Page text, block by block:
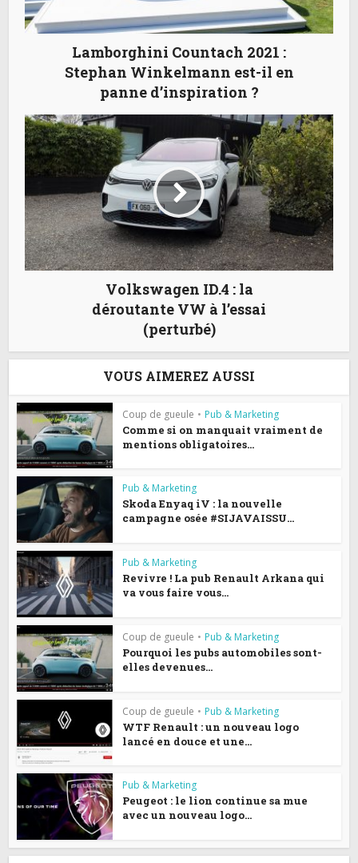
Lamborghini Countach 2021 :
Stephan Winkelmann est-il en
panne d’inspiration ?
Volkswagen ID.4 : la
déroutante VW à l’essai
(perturbé)
VOUS AIMEREZ AUSSI
Coup de gueule • Pub & Marketing
Comme si on manquait vraiment de
mentions obligatoires...
Pub & Marketing
Skoda Enyaq iV : la nouvelle
campagne osée #SIJAVAISSU...
Pub & Marketing
Revivre ! La pub Renault Arkana qui
va vous faire vous...
Coup de gueule • Pub & Marketing
Pourquoi les pubs automobiles sont-
elles devenues...
Coup de gueule • Pub & Marketing
WTF Renault : un nouveau logo
lancé en douce et une...
Pub & Marketing
Peugeot : le lion continue sa mue
avec un nouveau logo...